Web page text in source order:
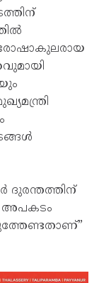
രോഷാകുലരായ
ദുരന്തത്തിന്
അപകടം